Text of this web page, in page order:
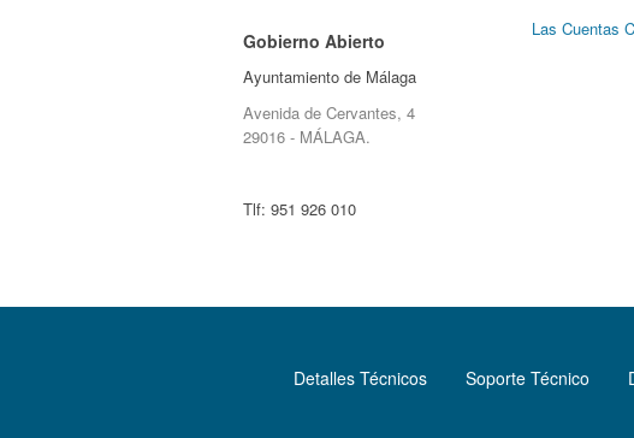
Gobierno Abierto
Ayuntamiento de Málaga
Avenida de Cervantes, 4
29016 - MÁLAGA.
Tlf: 951 926 010
Las Cuentas
Detalles Técnicos Soporte Técnico